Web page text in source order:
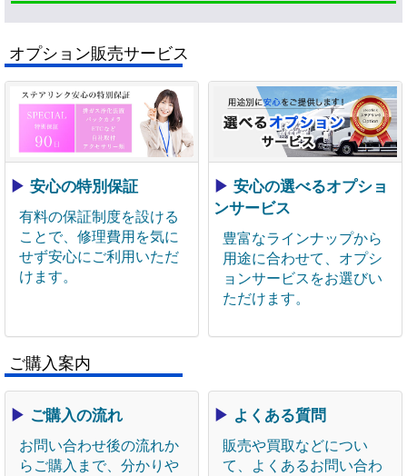
オプション販売サービス
▶ 安心の特別保証
有料の保証制度を設ける
ことで、修理費用を気に
せず安心にご利用いただ
けます。
▶ 安心の選べるオプショ
ンサービス
豊富なラインナップから
用途に合わせて、オプシ
ョンサービスをお選びい
ただけます。
ご購入案内
▶ ご購入の流れ
お問い合わせ後の流れか
らご購入まで、分かりや
▶ よくある質問
販売や買取などについ
て、よくあるお問い合わ